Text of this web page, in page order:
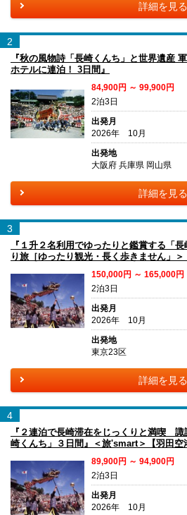
詳細を見る
2
『秋の風物詩「長崎くんち」と世界遺産
ホテルに連泊！ 3日間』
84,900円 ～ 99,900円
2泊3日
出発月
2026年 10月
出発地
大阪府 兵庫県 岡山県
詳細を見る
3
『１升２名利用でゆったりと鑑賞する「
り旅［ゆったり観光・長く歩きません」＞
150,000円 ～ 165,000円
2泊3日
出発月
2026年 10月
出発地
東京23区
詳細を見る
4
『２連泊で長崎滞在をじっくりと満喫
崎くんち」３日間』＜旅'smart＞【羽田空
89,900円 ～ 94,900円
2泊3日
出発月
2026年 10月